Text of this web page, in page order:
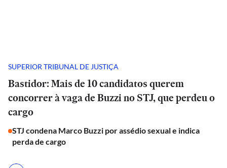
SUPERIOR TRIBUNAL DE JUSTIÇA
Bastidor: Mais de 10 candidatos querem
concorrer à vaga de Buzzi no STJ, que perdeu o
cargo
STJ condena Marco Buzzi por assédio sexual e indica
perda de cargo